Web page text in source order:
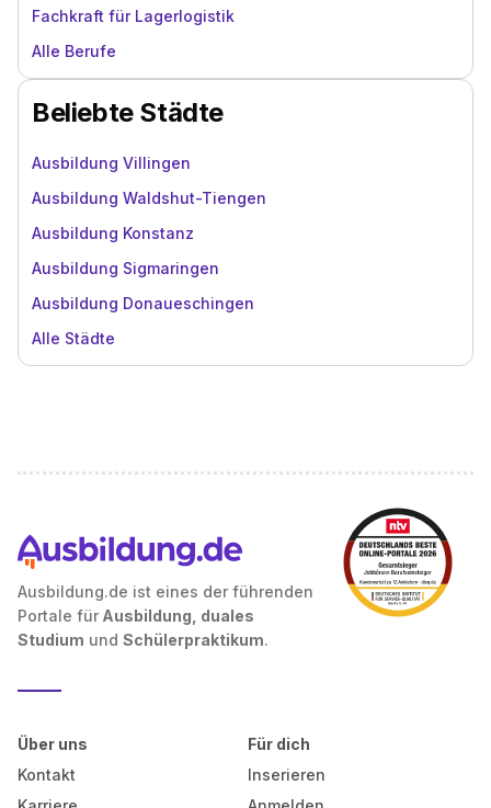
Fachkraft für Lagerlogistik
Alle Berufe
Beliebte Städte
Ausbildung Villingen
Ausbildung Waldshut-Tiengen
Ausbildung Konstanz
Ausbildung Sigmaringen
Ausbildung Donaueschingen
Alle Städte
Ausbildung.de ist eines der führenden
Portale für Ausbildung, duales
Studium und Schülerpraktikum.
Über uns
Kontakt
Für dich
Inserieren